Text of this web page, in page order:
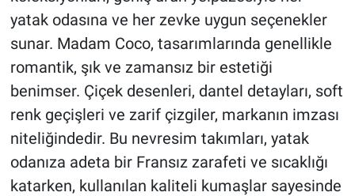
yatak odasına ve her zevke uygun seçenekler
sunar. Madam Coco, tasarımlarında genellikle
romantik, şık ve zamansız bir estetiği
benimser. Çiçek desenleri, dantel detayları, soft
renk geçişleri ve zarif çizgiler, markanın imzası
niteliğindedir. Bu nevresim takımları, yatak
odanıza adeta bir Fransız zarafeti ve sıcaklığı
katarken, kullanılan kaliteli kumaşlar sayesinde